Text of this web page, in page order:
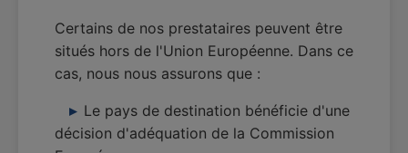
Certains de nos prestataires peuvent être
situés hors de l'Union Européenne. Dans ce
cas, nous nous assurons que :
Le pays de destination bénéficie d'une
décision d'adéquation de la Commission